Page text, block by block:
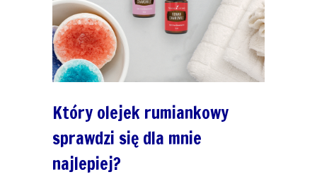
Który olejek rumiankowy
sprawdzi się dla mnie
najlepiej?